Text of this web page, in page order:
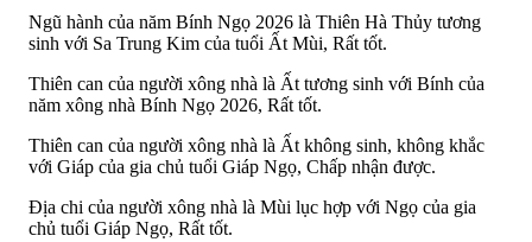
Ngũ hành của năm Bính Ngọ 2026 là Thiên Hà Thủy tương
sinh với Sa Trung Kim của tuổi Ất Mùi, Rất tốt.
Thiên can của người xông nhà là Ất tương sinh với Bính của
năm xông nhà Bính Ngọ 2026, Rất tốt.
Thiên can của người xông nhà là Ất không sinh, không khắc
với Giáp của gia chủ tuổi Giáp Ngọ, Chấp nhận được.
Địa chi của người xông nhà là Mùi lục hợp với Ngọ của gia
chủ tuổi Giáp Ngọ, Rất tốt.